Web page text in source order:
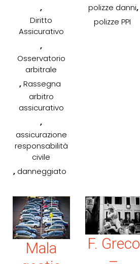
,
Diritto
Assicurativo
,
Osservatorio
arbitrale
,Rassegna
arbitro
assicurativo
,
assicurazione
responsabilità
civile
, danneggiato
polizze danni,
polizze PPI
Mala
F. Greco